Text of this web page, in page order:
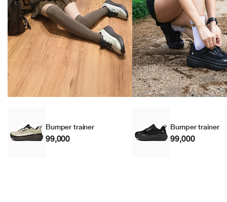
Bumper trainer
99,000
Bumper trainer
99,000